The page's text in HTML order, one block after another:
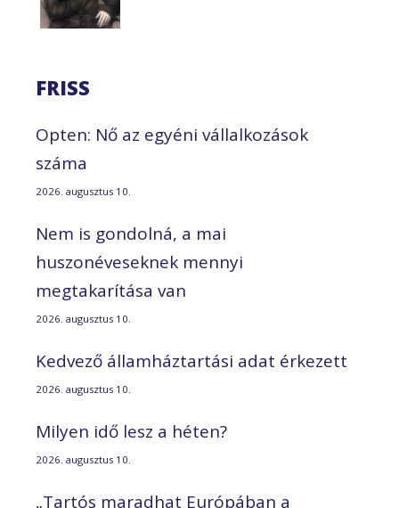
FRISS
Opten: Nő az egyéni vállalkozások
száma
2026. augusztus 10.
Nem is gondolná, a mai
huszonéveseknek mennyi
megtakarítása van
2026. augusztus 10.
Kedvező államháztartási adat érkezett
2026. augusztus 10.
Milyen idő lesz a héten?
2026. augusztus 10.
„Tartós maradhat Európában a